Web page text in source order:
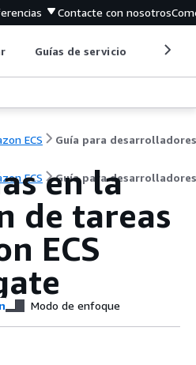
Contacte con nosotros
Guías de servicio
ECS Guía para desarrolladores
ECS Guía para desarrolladores
en la
de tareas
ECS
Modo de enfoque